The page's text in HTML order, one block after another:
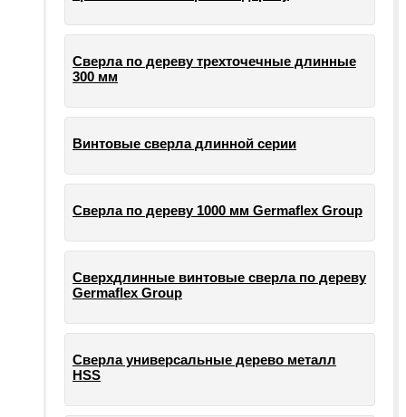
Сверла по дереву трехточечные длинные
300 мм
Винтовые сверла длинной серии
Сверла по дереву 1000 мм Germaflex Group
Сверхдлинные винтовые сверла по дереву
Germaflex Group
Сверла универсальные дерево металл
HSS